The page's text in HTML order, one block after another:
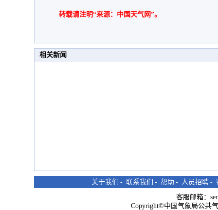
转载请注明“来源：中国天气网”。
相关新闻
关于我们 - 联系我们 - 帮助 - 人员招聘 -
客服邮箱：
Copyright©中国气象局公共